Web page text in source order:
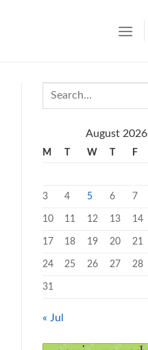
August 2026
M T W T F
3 4 5 6 7
10 11 12 13 14
17 18 19 20 21
24 25 26 27 28
31
« Jul